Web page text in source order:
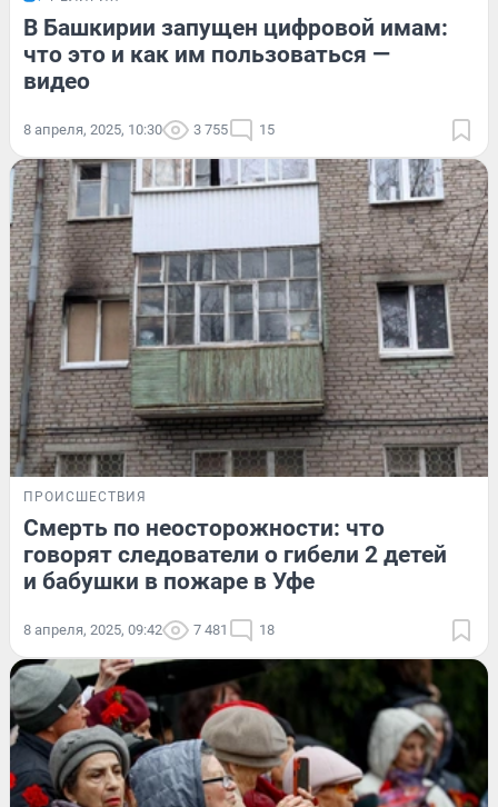
В Башкирии запущен цифровой имам:
что это и как им пользоваться —
видео
8 апреля, 2025, 10:30 3 755 15
ПРОИСШЕСТВИЯ
Смерть по неосторожности: что
говорят следователи о гибели 2 детей
и бабушки в пожаре в Уфе
8 апреля, 2025, 09:42 7 481 18